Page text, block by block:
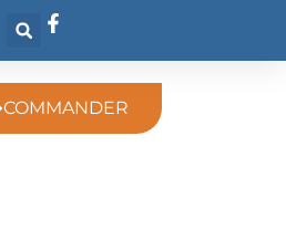
COMMANDER